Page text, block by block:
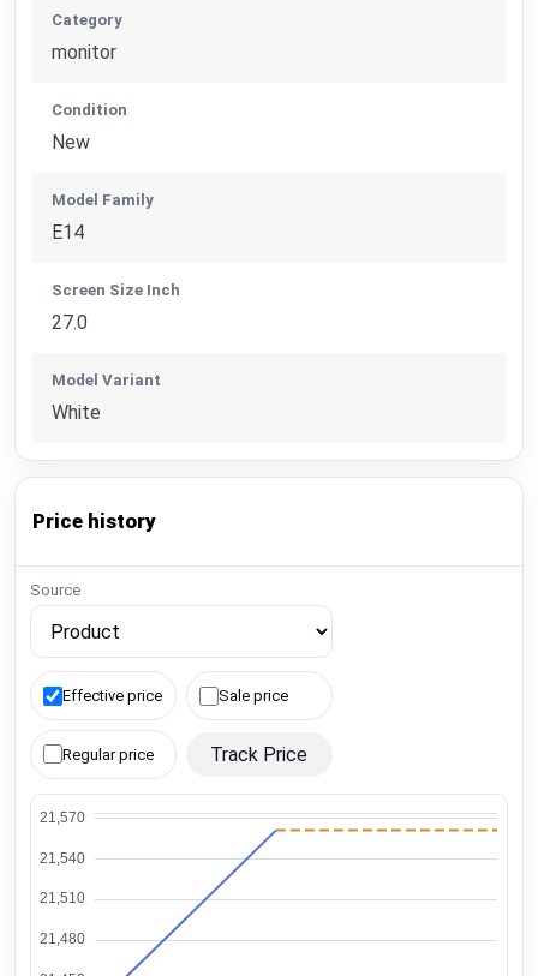
Category
monitor
Condition
New
Model Family
E14
Screen Size Inch
27.0
Model Variant
White
Price history
Source
Effective price Sale price
Regular price Track Price